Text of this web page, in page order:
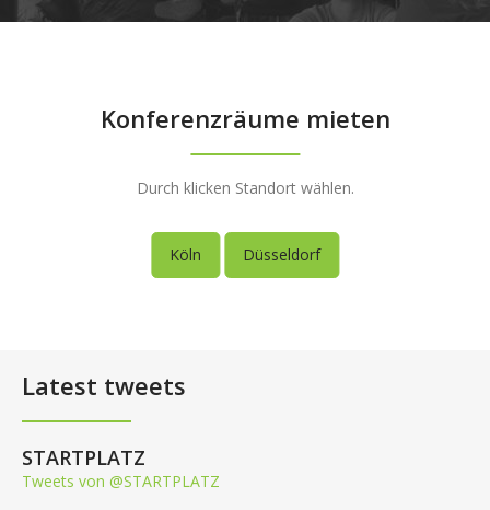
Konferenzräume mieten
Durch klicken Standort wählen.
Köln Düsseldorf
Latest tweets
STARTPLATZ
Tweets von @STARTPLATZ